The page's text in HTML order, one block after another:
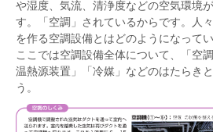
や湿度、気流、清浄度などの空気環境
す。「空調」されているからです。人
を作る空調設備とはどのようになって
ここでは空調設備全体について、「空
温熱源装置」「冷媒」などのはたらき
う。